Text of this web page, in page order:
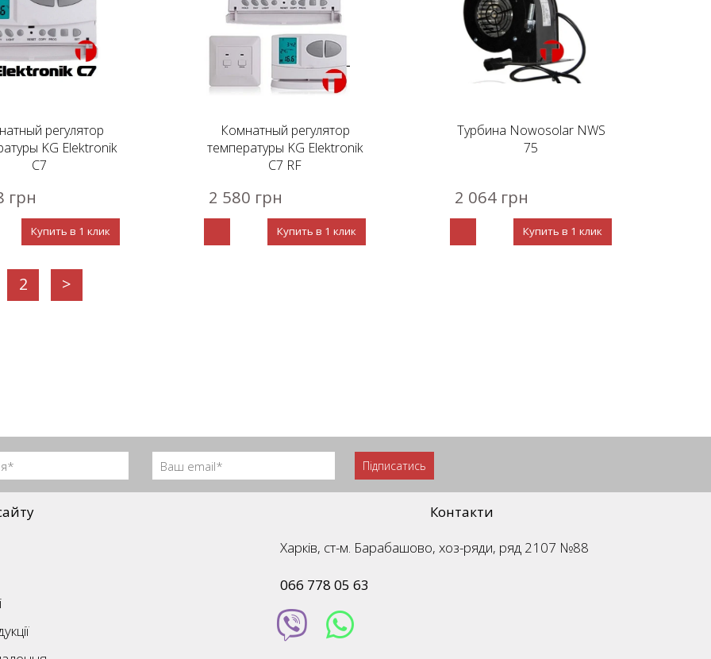
регулятор
KG Elektronik
C7
грн
Купить в 1 клик
Комнатный регулятор
температуры KG Elektronik
C7 RF
2 580 грн
Купить в 1 клик
Турбина Nowosolar NWS
75
2 064 грн
Купить в 1 клик
2 >
Підписатись
Контакти
Харків, ст-м. Барабашово, хоз-ряди, ряд 2107 №88
066 778 05 63